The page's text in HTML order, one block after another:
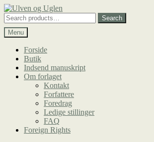
Spring
til
navigation
Spring
til
indhold
Search
for:
Search
Menu
Forside
Butik
Indsend manuskript
Om forlaget
Kontakt
Forfattere
Foredrag
Ledige stillinger
FAQ
Foreign Rights